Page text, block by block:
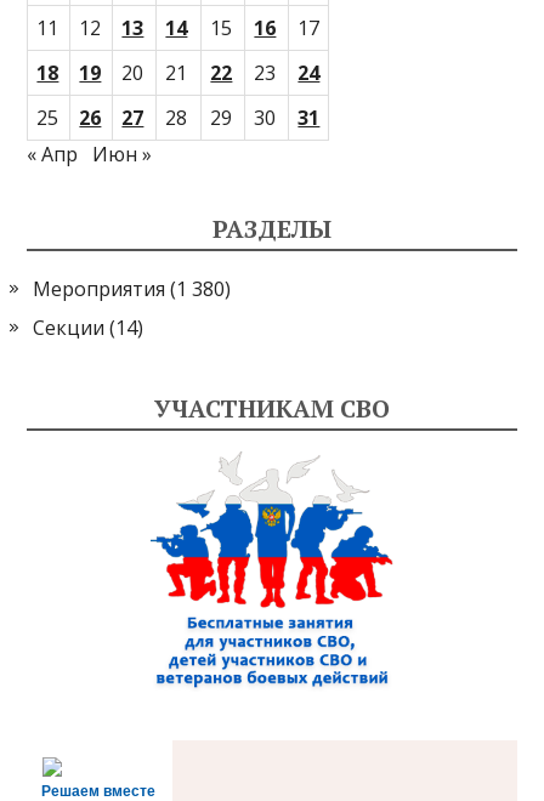
11
12 13 14 15 16
17
18
19 20 21 22 23
24
25
26 27 28 29 30
31
« Апр
Июн »
РАЗДЕЛЫ
Мероприятия (1 380)
Секции (14)
УЧАСТНИКАМ СВО
Решаем вместе